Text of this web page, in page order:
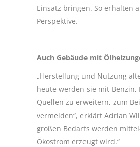
Einsatz bringen. So erhalten
Perspektive.
Auch Gebäude mit
„Herstellung und Nutzung
heute werden sie mit
Quellen zu erweitern, zum
vermeiden“, erklärt Adrian
großen Bedarfs werden
Ökostrom erzeugt wird.“